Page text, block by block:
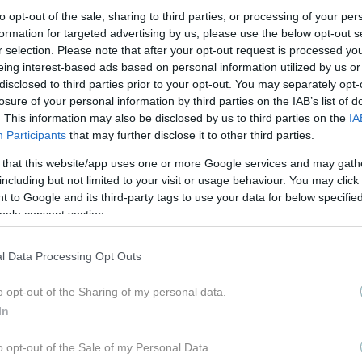
opt-out of the sale, sharing to third parties, or processing of your
for targeted advertising by us, please use the below opt-out
selection. Please note that after your opt-out request is processed
interest-based ads based on personal information utilized by us
to third parties prior to your opt-out. You may separately
of your personal information by third parties on the IAB’s list of
This information may also be disclosed by us to third parties on the
Participants that may further disclose it to other third parties.
that this website/app uses one or more Google services and may
but not limited to your visit or usage behaviour. You may
to Google and its third-party tags to use your data for below
consent section.
Data Processing Opt Outs
opt-out of the Sharing of my personal data.
opt-out of the Sale of my Personal Data.
της
καταφέρνει να μονοπωλήσει το ενδιαφέρον με τις
και δεκαετίες μία από τις πιο καλοντυμένες
viral και επηρεάζουν τις τάσεις της μόδας και
λαμπερές υφές, τα body-hugging φορέματα και τις
πάντα looks που ισορροπούν ανάμεσα στο sexy και το